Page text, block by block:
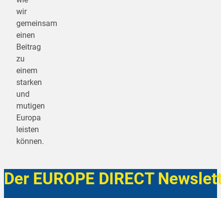
wir
gemeinsam
einen
Beitrag
zu
einem
starken
und
mutigen
Europa
leisten
können.
Der EUROPE DIRECT